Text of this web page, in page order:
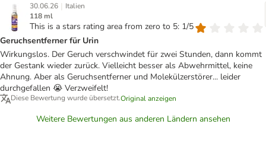
30.06.26 | Italien
118 ml
This is a stars rating area from zero to 5: 1/5
Geruchsentferner für Urin
Wirkungslos. Der Geruch verschwindet für zwei Stunden, dann kommt
der Gestank wieder zurück. Vielleicht besser als Abwehrmittel, keine
Ahnung. Aber als Geruchsentferner und Molekülzerstörer... leider
durchgefallen 😭 Verzweifelt!
Diese Bewertung wurde übersetzt.Original anzeigen
Weitere Bewertungen aus anderen Ländern ansehen